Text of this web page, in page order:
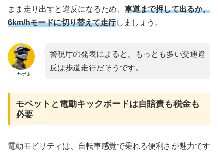
まま走り出すと違反になるため、 車道まで押して出るか、
6km/hモードに切り替えて走行しましょう。
カゲ太
警視庁の発表によると、もっとも多い交通違
反は歩道走行だそうです。
モペットと電動キックボードは自賠責も税金も
必要
電動モビリティは、自転車感覚で乗れる便利さが魅力です